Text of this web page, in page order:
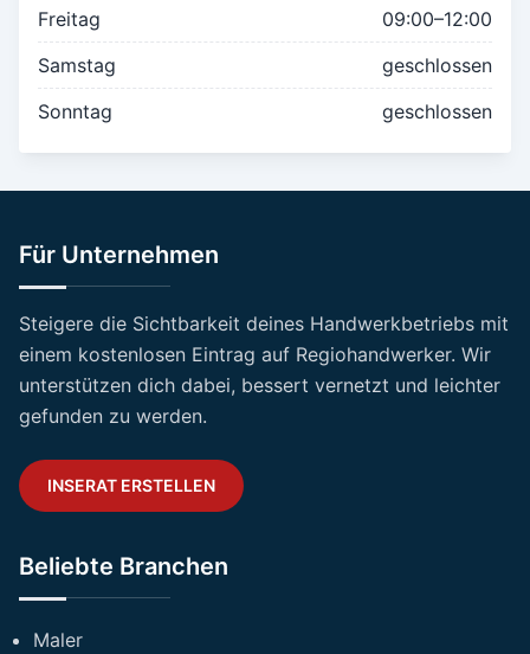
Freitag
09:00–12:00
Samstag
geschlossen
Sonntag
geschlossen
Für Unternehmen
Steigere die Sichtbarkeit deines Handwerkbetriebs mit
einem kostenlosen Eintrag auf Regiohandwerker. Wir
unterstützen dich dabei, bessert vernetzt und leichter
gefunden zu werden.
INSERAT ERSTELLEN
Beliebte Branchen
Maler